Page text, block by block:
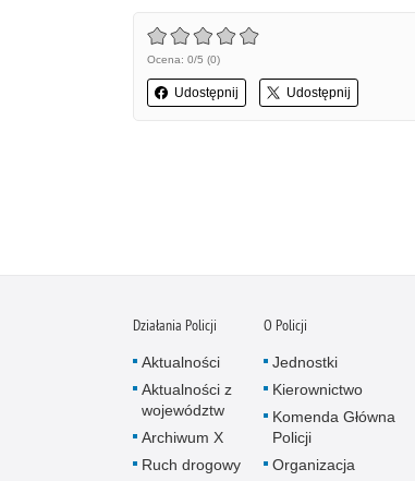
Ocena: 0/5 (0)
Udostępnij Udostępnij
Działania Policji
Aktualności
Aktualności z
województw
Archiwum X
Ruch drogowy
O Policji
Jednostki
Kierownictwo
Komenda Główna
Policji
Organizacja